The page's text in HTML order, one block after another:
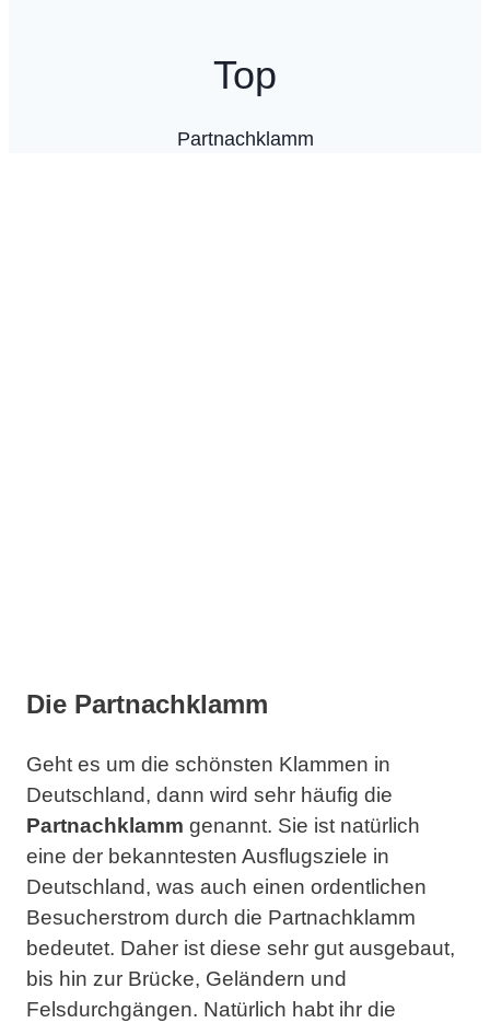
Top
Partnachklamm
Die Partnachklamm
Geht es um die schönsten Klammen in
Deutschland, dann wird sehr häufig die
Partnachklamm genannt. Sie ist natürlich
eine der bekanntesten Ausflugsziele in
Deutschland, was auch einen ordentlichen
Besucherstrom durch die Partnachklamm
bedeutet. Daher ist diese sehr gut ausgebaut,
bis hin zur Brücke, Geländern und
Felsdurchgängen. Natürlich habt ihr die